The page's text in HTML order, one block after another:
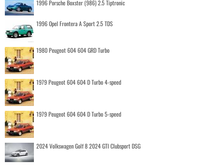
1996 Porsche Boxster (986) 2.5 Tiptronic
1996 Opel Frontera A Sport 2.5 TDS
1980 Peugeot 604 604 GRD Turbo
1979 Peugeot 604 604 D Turbo 4-speed
1979 Peugeot 604 604 D Turbo 5-speed
2024 Volkswagen Golf 8 2024 GTI Clubsport DSG